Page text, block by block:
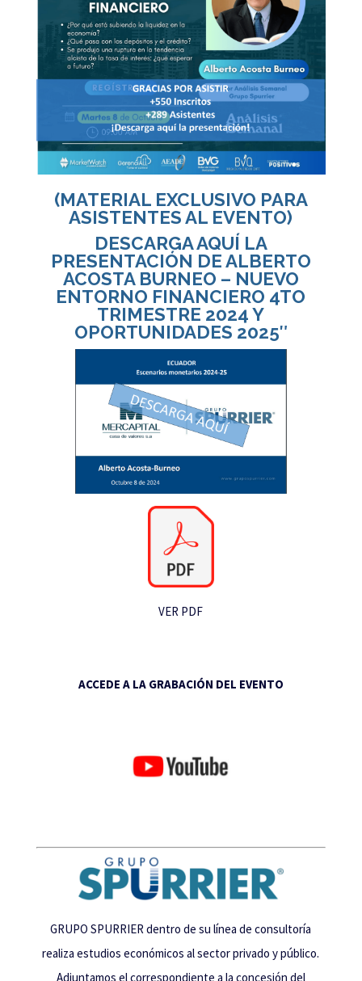
(MATERIAL EXCLUSIVO PARA
ASISTENTES AL EVENTO)
DESCARGA AQUÍ LA
PRESENTACIÓN DE ALBERTO
ACOSTA BURNEO – NUEVO
ENTORNO FINANCIERO 4TO
TRIMESTRE 2024 Y
OPORTUNIDADES 2025″
VER PDF
ACCEDE A LA GRABACIÓN DEL EVENTO
GRUPO SPURRIER dentro de su línea de consultoría
realiza estudios económicos al sector privado y público.
Adjuntamos el correspondiente a la concesión del